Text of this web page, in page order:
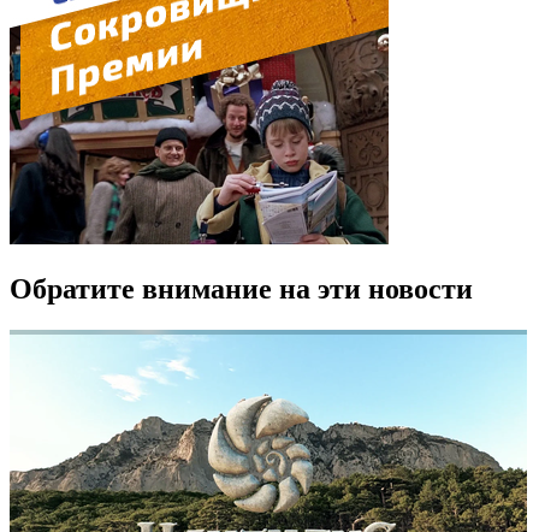
Обратите внимание на эти новости